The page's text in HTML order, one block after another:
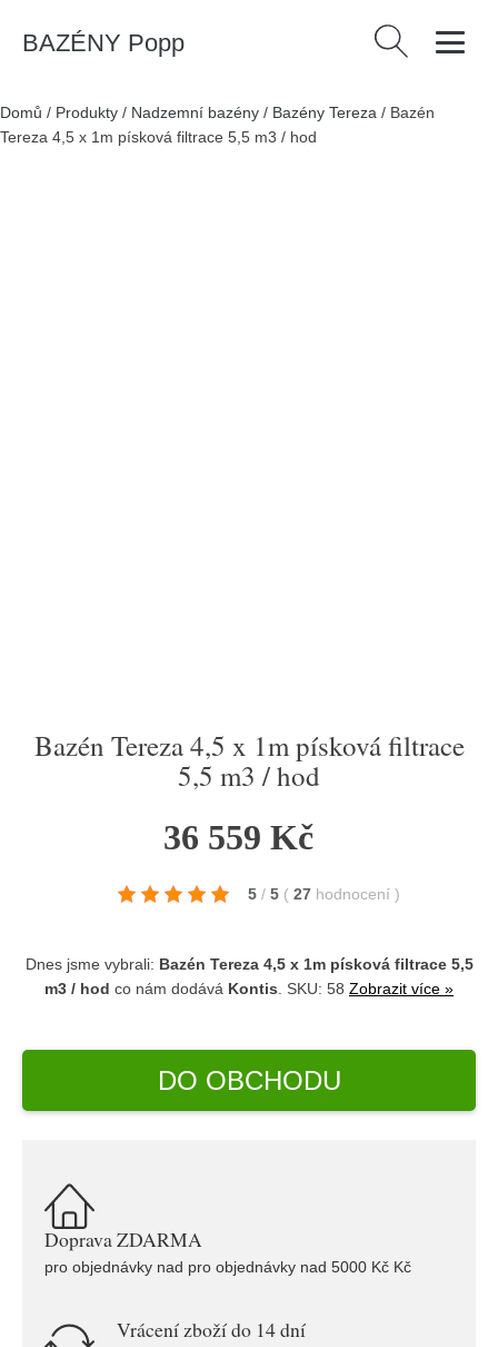
BAZÉNY Popp Vyhledávání
Domů / Produkty / Nadzemní bazény / Bazény Tereza / Bazén
Tereza 4,5 x 1m písková filtrace 5,5 m3 / hod
Bazén Tereza 4,5 x 1m písková filtrace
5,5 m3 / hod
36 559 Kč
5 / 5 ( 27 hodnocení )
Dnes jsme vybrali: Bazén Tereza 4,5 x 1m písková filtrace 5,5
m3 / hod co nám dodává Kontis . SKU: 58 Zobrazit více »
DO OBCHODU
Doprava ZDARMA
pro objednávky nad pro objednávky nad 5000 Kč Kč
Vrácení zboží do 14 dní